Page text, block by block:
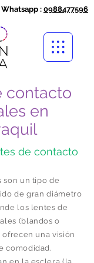
Whatsapp : 0988477596
contacto
en
de contacto
son un tipo de
de gran diámetro
los lentes de
(blandos o
una visión
comodidad.